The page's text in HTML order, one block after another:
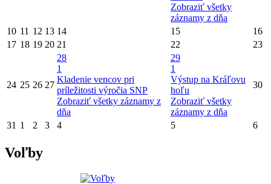
Zobraziť všetky
záznamy z dňa
10 11 12 13 14 15
16
17 18 19 20 21 22 23
24 25 26 27
28
1
Kladenie vencov pri
príležitosti výročia SNP
Zobraziť všetky záznamy z
dňa
29
1
Výstup na Kráľovu
hoľu
Zobraziť všetky
záznamy z dňa
30
31 1 2 3 4 5 6
Voľby